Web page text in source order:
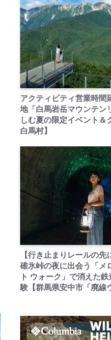
アクティビティ営業時間
地「白馬岩岳マウンテン
しむ夏の限定イベント＆
白馬村】
【行き止まりレールの先
碓氷峠の夜に出会う「メ
ト ウォーク」で消えた
験【群馬県安中市「廃線